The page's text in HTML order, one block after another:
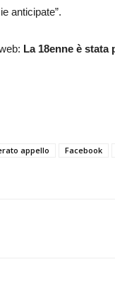
anticipate”.
La 18enne è
appello Facebook